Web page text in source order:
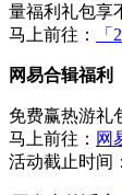
量福利礼包享
马上前往：
网易合辑福利
免费赢热游礼
马上前往： 网
活动截止时间